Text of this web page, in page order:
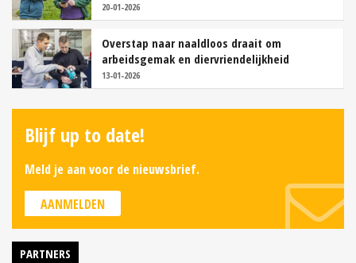
20-01-2026
Overstap naar naaldloos draait om
arbeidsgemak en diervriendelijkheid
13-01-2026
Blijf up to date!
Meld je aan voor de nieuwsbrief.
AANMELDEN
PARTNERS